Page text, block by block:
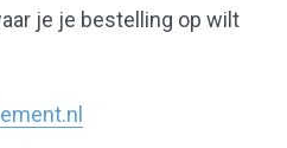
je je bestelling op wilt